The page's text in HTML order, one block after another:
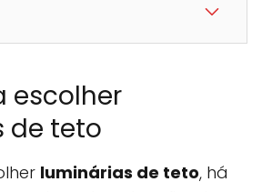
escolher
de teto
luminárias de teto, há